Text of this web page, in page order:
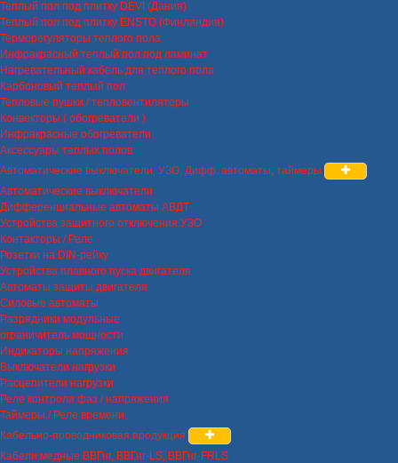
Теплый пол под плитку DEVI (Дания)
Теплый пол под плитку ENSTO (Финляндия)
Терморегуляторы теплого пола
Инфракрасный теплый пол под ламинат
Нагревательный кабель для теплого пола
Карбоновый теплый пол
Тепловые пушки / тепловентиляторы
Конвекторы ( обогреватели )
Инфракрасные обогреватели
Аксессуары теплых полов
Автоматические выключатели, УЗО, Дифф. автоматы, таймеры
Автоматические выключатели
Дифференциальные автоматы АВДТ
Устройства защитного отключения УЗО
Контакторы / Реле
Розетки на DIN-рейку
Устройства плавного пуска двигателя
Автоматы защиты двигателя
Силовые автоматы
Разрядники модульные
ограничитель мощности
Индикаторы напряжения
Выключатели нагрузки
Расцепители нагрузки
Реле контроля фаз / напряжения
Таймеры / Реле времени
Кабельно-проводниковая продукция
Кабели медные ВВГнг, ВВГнг-LS, ВВГнг-FRLS